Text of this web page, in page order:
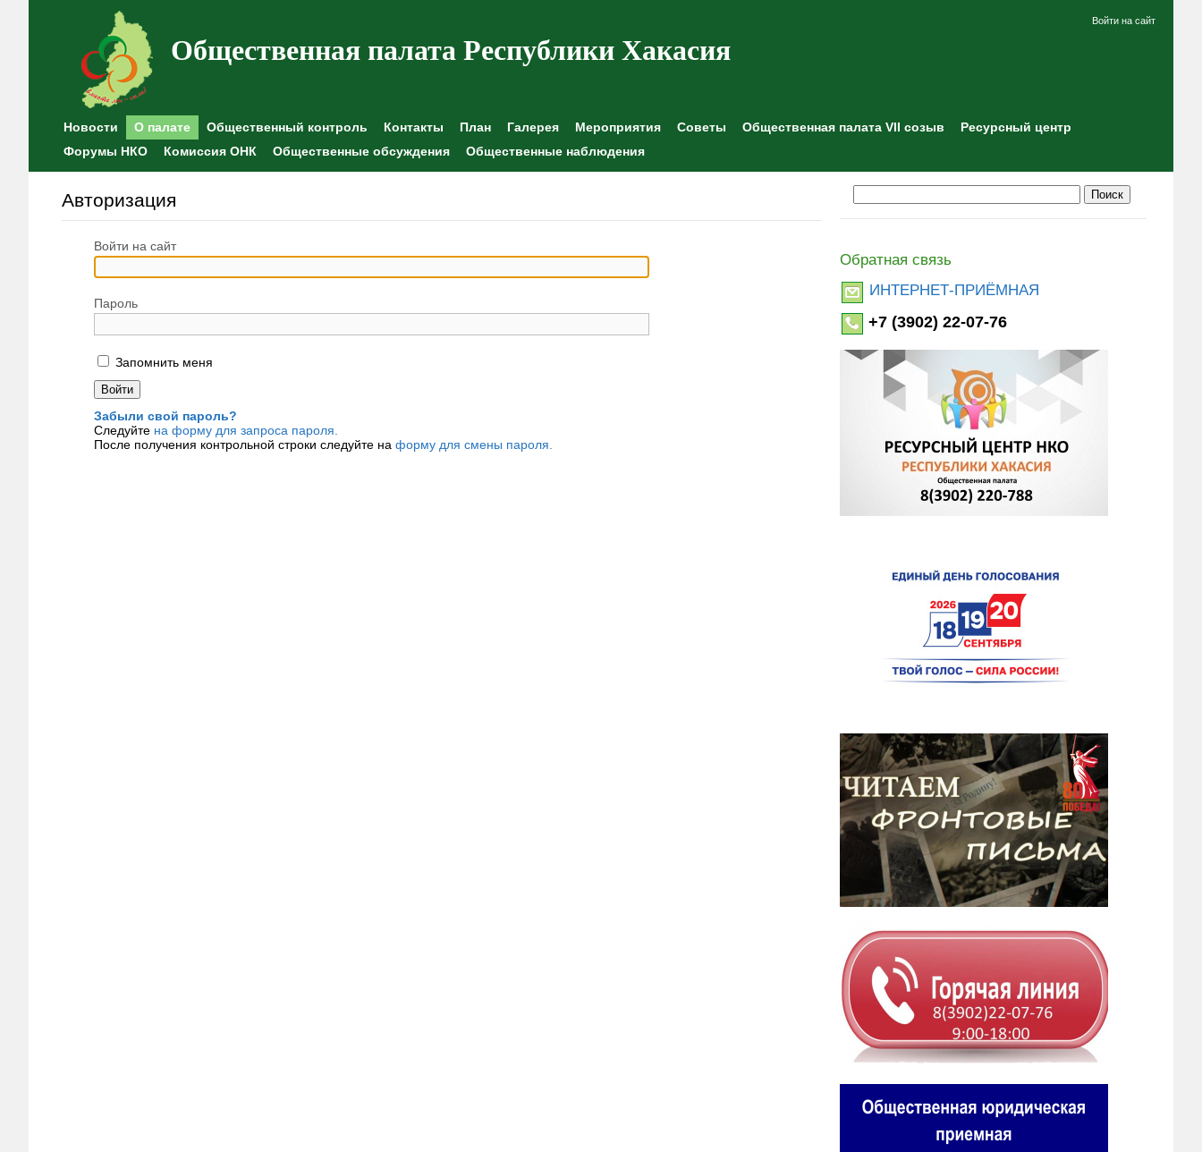
Общественная палата Республики Хакасия
Войти на сайт
Новости О палате Общественный контроль Контакты План Галерея Мероприятия Советы Общественная палата VII созыв
Ресурсный центр
Форумы НКО
Комиссия ОНК Общественные обсуждения Общественные наблюдения
Авторизация
Войти на сайт
Пароль
Запомнить меня
Забыли свой пароль?
Следуйте на форму для запроса пароля.
После получения контрольной строки следуйте на форму для смены пароля.
Обратная связь
ИНТЕРНЕТ-ПРИЁМНАЯ
+7 (3902) 22-07-76